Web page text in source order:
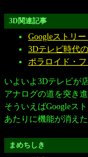
3D関連記事
Googleストリ
3Dテレビ時代
ポラロイド・
いよいよ3Dテレビが
アナログの道を突き
そういえばGoogleス
あたりに機能が消えた
まめちしき